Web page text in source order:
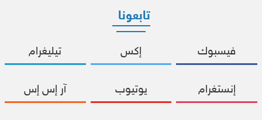
تابعونا
فيسبوك إكس تيليغرام
إنستغرام يوتيوب آر إس إس